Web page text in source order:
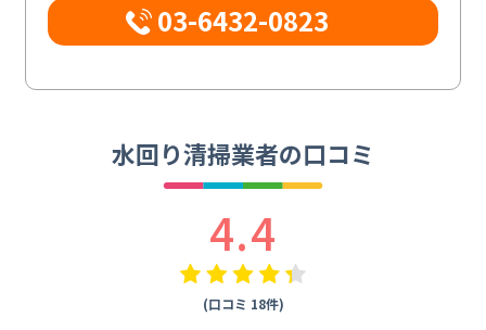
03-6432-0823
水回り清掃業者の口コミ
4.4
(口コミ 18件)